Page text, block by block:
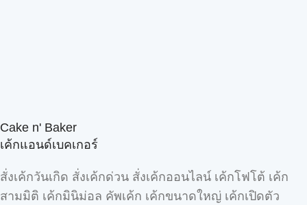
Cake n' Baker
เค้กแอนด์เบคเกอร์
สั่งเค้กวันเกิด สั่งเค้กด่วน สั่งเค้กออนไลน์ เค้กโฟโต้ เค้ก
สามมิติ เค้กมินิม่อล คัพเค้ก เค้กขนาดใหญ่ เค้กเปิดตัว